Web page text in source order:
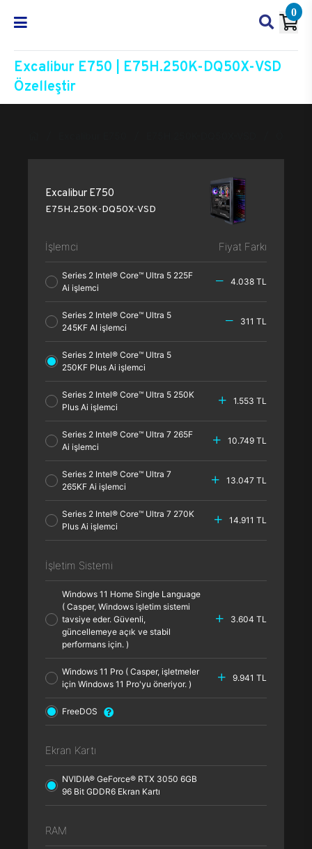
0
Excalibur E750 | E75H.250K-DQ50X-VSD
Özelleştir
Excalibur E750
E75H.250K-DQ50X-VSD
İşlemci Fiyat Farkı
Series 2 Intel® Core™ Ultra 5 225F
Ai işlemci
4.038 TL
Series 2 Intel® Core™ Ultra 5
245KF AI işlemci
311 TL
Series 2 Intel® Core™ Ultra 5
250KF Plus Ai işlemci
Series 2 Intel® Core™ Ultra 5 250K
Plus Ai işlemci
1.553 TL
Series 2 Intel® Core™ Ultra 7 265F
Ai işlemci
10.749 TL
Series 2 Intel® Core™ Ultra 7
265KF Ai işlemci
13.047 TL
Series 2 Intel® Core™ Ultra 7 270K
Plus Ai işlemci
14.911 TL
İşletim Sistemi
Windows 11 Home Single Language
( Casper, Windows işletim sistemi
tavsiye eder. Güvenli,
güncellemeye açık ve stabil
performans için. )
3.604 TL
Windows 11 Pro ( Casper, işletmeler
için Windows 11 Pro'yu öneriyor. )
9.941 TL
FreeDOS
Ekran Kartı
NVIDIA® GeForce® RTX 3050 6GB
96 Bit GDDR6 Ekran Kartı
RAM